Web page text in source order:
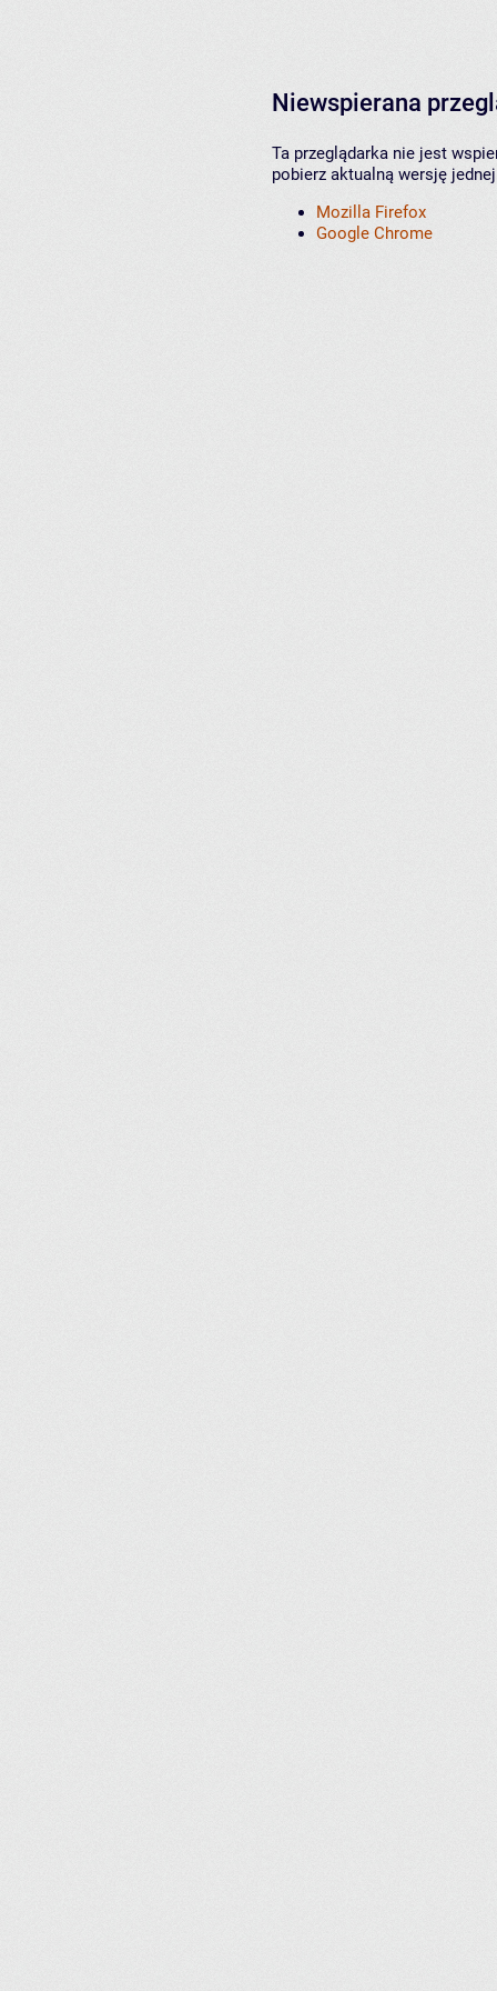
Niewspierana
Ta przeglądarka nie jest
pobierz aktualną wersję
Mozilla Firefox
Google Chrome